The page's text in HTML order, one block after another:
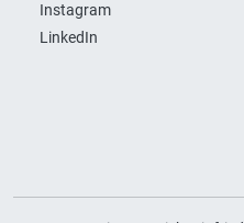
Instagram
LinkedIn